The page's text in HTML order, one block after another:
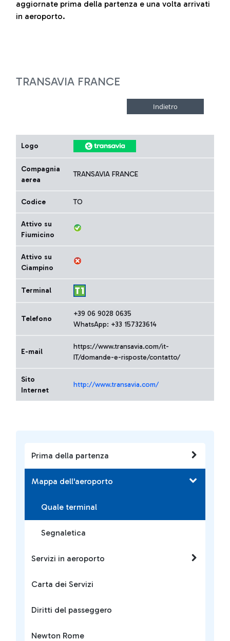
Prima della partenza
Mappa dell'aeroporto
Quale terminal
Segnaletica
Servizi in aeroporto
Carta dei Servizi
Diritti del passeggero
Newton Rome
aggiornate prima della partenza e una volta arrivati
in aeroporto.
TRANSAVIA FRANCE
Logo
Compagnia
aerea
TRANSAVIA FRANCE
Codice TO
Attivo su
Fiumicino
Attivo su
Ciampino
Terminal
Telefono
+39 06 9028 0635
WhatsApp: +33 157323614
E-mail
https://www.transavia.com/it-
IT/domande-e-risposte/contatto/
Sito
Internet
http://www.transavia.com/